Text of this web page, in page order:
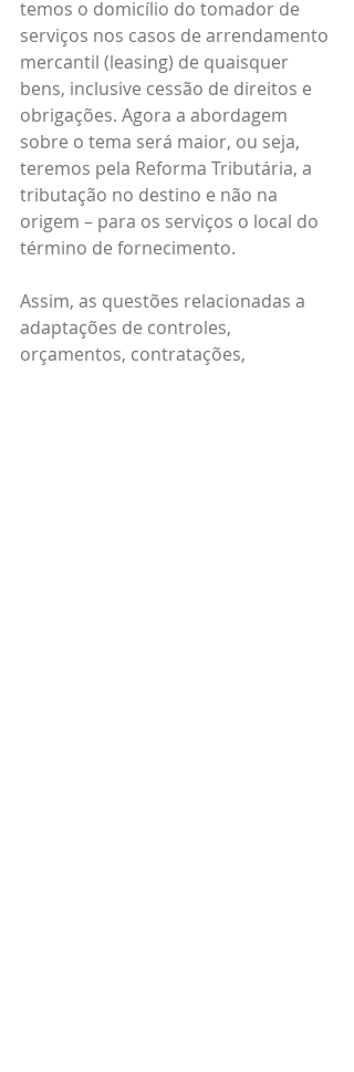
temos o domicílio do tomador de
serviços nos casos de arrendamento
mercantil (leasing) de quaisquer
bens, inclusive cessão de direitos e
obrigações. Agora a abordagem
sobre o tema será maior, ou seja,
teremos pela Reforma Tributária, a
tributação no destino e não na
origem – para os serviços o local do
término de fornecimento.
Assim, as questões relacionadas a
adaptações de controles,
orçamentos, contratações,